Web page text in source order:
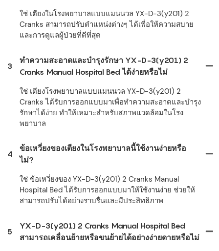
ใช่ เตียงในโรงพยาบาลแบบแมนนวล YX-D-3(y201) 2
Cranks สามารถปรับตำแหน่งต่างๆ ได้เพื่อให้ความสบาย
และการดูแลผู้ป่วยที่ดีที่สุด
3
ทำความสะอาดและบำรุงรักษา YX-D-3(y201) 2
Cranks Manual Hospital Bed ได้ง่ายหรือไม่
ใช่ เตียงโรงพยาบาลแบบแมนนวล YX-D-3(y201) 2
Cranks ได้รับการออกแบบมาเพื่อทำความสะอาดและบำรุง
รักษาได้ง่าย ทำให้เหมาะสำหรับสภาพแวดล้อมในโรง
พยาบาล
4
ข้อเหวี่ยงของเตียงในโรงพยาบาลนี้ใช้งานง่ายหรือ
ไม่?
ใช่ ข้อเหวี่ยงของ YX-D-3(y201) 2 Cranks Manual
Hospital Bed ได้รับการออกแบบมาให้ใช้งานง่าย ช่วยให้
สามารถปรับได้อย่างราบรื่นและมีประสิทธิภาพ
5
YX-D-3(y201) 2 Cranks Manual Hospital Bed
สามารถเคลื่อนย้ายหรือขนย้ายได้อย่างง่ายดายหรือไม่